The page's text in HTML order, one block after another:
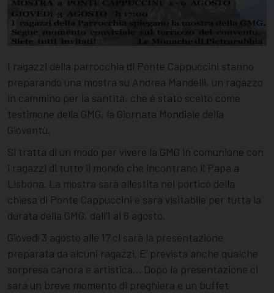
I ragazzi della parrocchia di Ponte Cappuccini stanno
preparando una mostra su Andrea Mandelli, un ragazzo
in cammino per la santità, che è stato scelto come
testimone della GMG, la Giornata Mondiale della
Gioventù.
Si tratta di un modo per vivere la GMG in comunione con
i ragazzi di tutto il mondo che incontrano il Papa a
Lisbona. La mostra sarà allestita nel portico della
chiesa di Ponte Cappuccini e sarà visitabile per tutta la
durata della GMG, dall’1 al 6 agosto.
Giovedì 3 agosto alle 17 ci sarà la presentazione
preparata da alcuni ragazzi. E’ prevista anche qualche
sorpresa canora e artistica… Dopo la presentazione ci
sarà un breve momento di preghiera e un buffet